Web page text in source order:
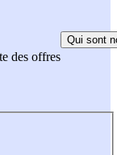
des offres
Qui sont